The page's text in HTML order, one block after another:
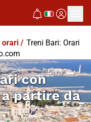
orari / Treni Bari: Orari
con
partire da